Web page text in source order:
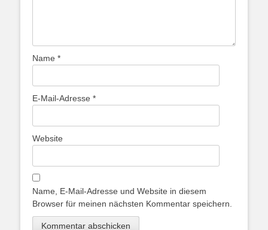
Name *
E-Mail-Adresse *
Website
Name, E-Mail-Adresse und Website in diesem
Browser für meinen nächsten Kommentar speichern.